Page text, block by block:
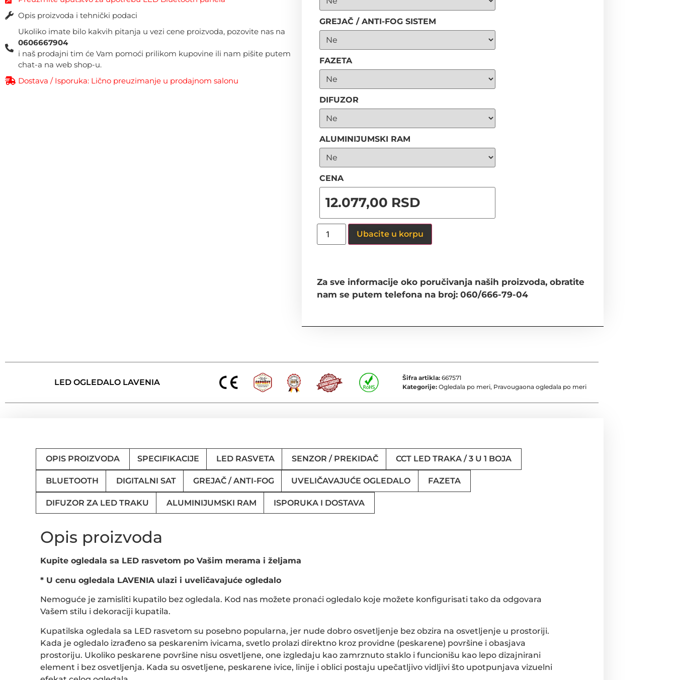
Opis proizvoda i tehnički podaci
Ukoliko imate bilo kakvih pitanja u vezi cene proizvoda, pozovite nas na
0606667904
i naš prodajni tim će Vam pomoći prilikom kupovine ili nam pišite putem
chat-a na web shop-u.
Dostava / Isporuka: Lično preuzimanje u prodajnom salonu
GREJAČ / ANTI-FOG SISTEM
FAZETA
DIFUZOR
ALUMINIJUMSKI RAM
CENA
Ubacite u korpu
Za sve informacije oko poručivanja naših proizvoda, obratite
nam se putem telefona na broj: 060/666-79-04
LED OGLEDALO LAVENIA Šifra artikla: 667571
Kategorije: Ogledala po meri, Pravougaona ogledala po meri
OPIS PROIZVODA SPECIFIKACIJE LED RASVETA SENZOR / PREKIDAČ CCT LED TRAKA / 3 U 1 BOJA
BLUETOOTH DIGITALNI SAT GREJAČ / ANTI-FOG UVELIČAVAJUĆE OGLEDALO FAZETA
DIFUZOR ZA LED TRAKU ALUMINIJUMSKI RAM ISPORUKA I DOSTAVA
Opis proizvoda
Kupite ogledala sa LED rasvetom po Vašim merama i željama
* U cenu ogledala LAVENIA ulazi i uveličavajuće ogledalo
Nemoguće je zamisliti kupatilo bez ogledala. Kod nas možete pronaći ogledalo koje možete konfigurisati tako da odgovara
Vašem stilu i dekoraciji kupatila.
Kupatilska ogledala sa LED rasvetom su posebno popularna, jer nude dobro osvetljenje bez obzira na osvetljenje u prostoriji.
Kada je ogledalo izrađeno sa peskarenim ivicama, svetlo prolazi direktno kroz providne (peskarene) površine i obasjava
prostoriju. Ukoliko peskarene površine nisu osvetljene, one izgledaju kao zamrznuto staklo i funcionišu kao lepo dizajnirani
element i bez osvetljenja. Kada su osvetljene, peskarene ivice, linije i oblici postaju upečatljivo vidljivi što upotpunjava vizuelni